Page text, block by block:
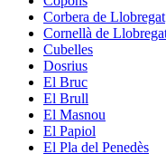
Corbera de Llobregat
Cornellà de
Cubelles
Dosrius
El Bruc
El Brull
El Masnou
El Papiol
El Pla del Penedès